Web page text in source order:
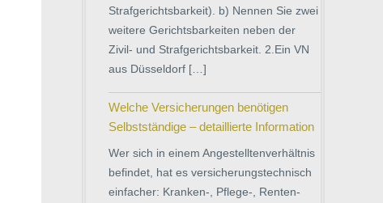
Strafgerichtsbarkeit). b) Nennen Sie zwei
weitere Gerichtsbarkeiten neben der
Zivil- und Strafgerichtsbarkeit. 2.Ein VN
aus Düsseldorf […]
Welche Versicherungen benötigen
Selbstständige – detaillierte Information
Wer sich in einem Angestelltenverhältnis
befindet, hat es versicherungstechnisch
einfacher: Kranken-, Pflege-, Renten-